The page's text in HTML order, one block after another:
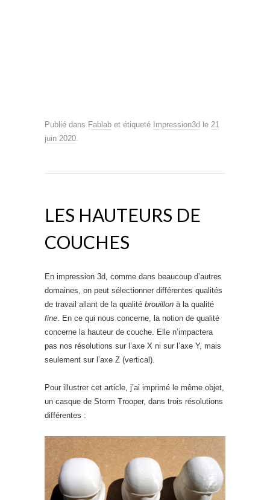
Publié dans Fablab et étiqueté Impression3d le 21
juin 2020
LES HAUTEURS DE
COUCHES
En impression 3d, comme dans beaucoup d’autres
domaines, on peut sélectionner différentes qualités
de travail allant de la qualité brouillon à la qualité
fine . En ce qui nous concerne, la notion de qualité
concerne la hauteur de couche. Elle n’impactera
pas nos résolutions sur l’axe X ni sur l’axe Y, mais
seulement sur l’axe Z (vertical).
Pour illustrer cet article, j’ai imprimé le même objet,
un casque de Storm Trooper, dans trois résolutions
différentes :